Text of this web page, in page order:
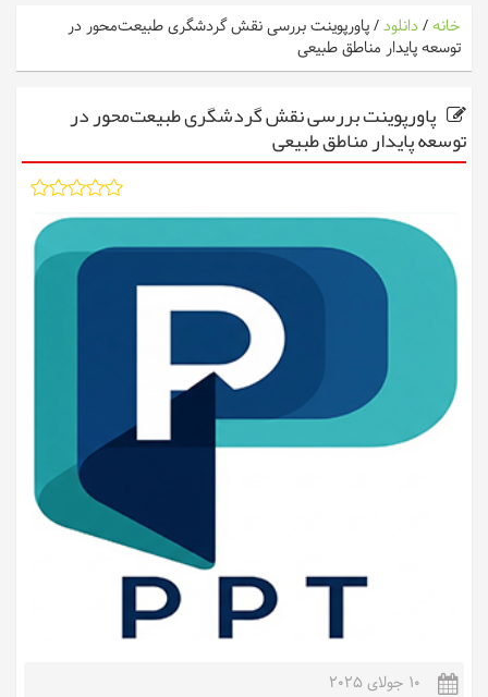
خانه/ دانلود/پاورپوینت بررسی نقش گردشگری طبیعت‌محور در
توسعه پایدار مناطق طبیعی
پاورپوینت بررسی نقش گردشگری طبیعت‌محور در
توسعه پایدار مناطق طبیعی
10 جولای 2025